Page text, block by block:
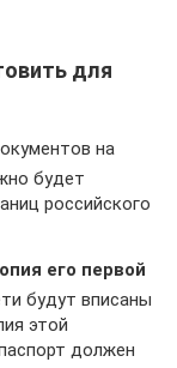
для
на
будет
российского
его первой
будут вписаны
этой
должен